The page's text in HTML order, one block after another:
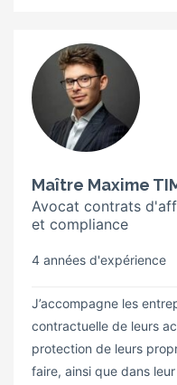
Maître Maxime
Avocat contrats
et compliance
4 années d'expérience
J’accompagne les
contractuelle de leurs
protection de leurs
faire, ainsi que dans